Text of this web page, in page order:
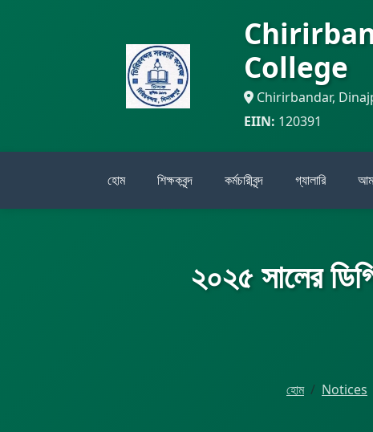
College
Chirirbandar,
EIIN: 120391
হোম শিক্ষকবৃন্দ কর্মচারীবৃন্দ গ্যালারি
২০২৫ সালের
হোম
Notices